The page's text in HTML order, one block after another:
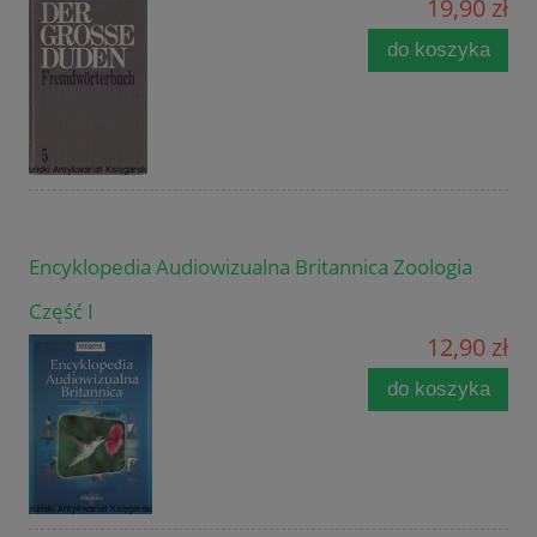
19,90 zł
do koszyka
Encyklopedia Audiowizualna Britannica Zoologia
Część I
12,90 zł
do koszyka